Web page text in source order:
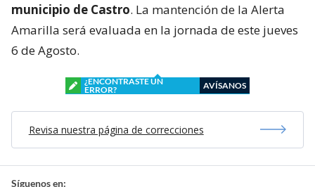
municipio de Castro. La mantención de la Alerta
Amarilla será evaluada en la jornada de este jueves
6 de Agosto.
¿ENCONTRASTE UN
ERROR?
AVÍSANOS
Revisa nuestra página de correcciones
Síguenos en: